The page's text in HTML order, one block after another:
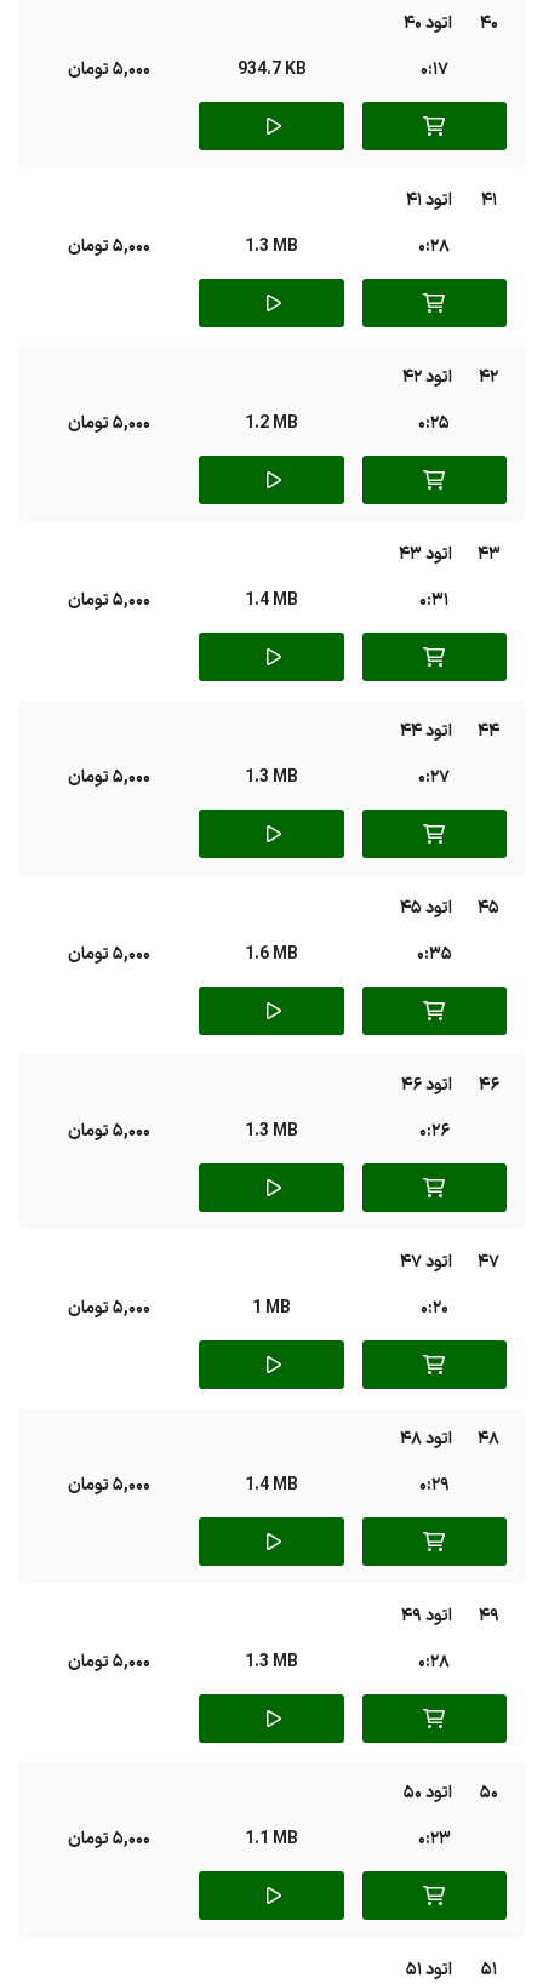
40
اتود 40
0:17
934.7 KB 5,000 تومان
41
اتود 41
0:28
1.3 MB 5,000 تومان
42
اتود 42
0:25
1.2 MB 5,000 تومان
43
اتود 43
0:31
1.4 MB 5,000 تومان
44
اتود 44
0:27
1.3 MB 5,000 تومان
45
اتود 45
0:35
1.6 MB 5,000 تومان
46
اتود 46
0:26
1.3 MB 5,000 تومان
47
اتود 47
0:20
1 MB 5,000 تومان
48
اتود 48
0:29
1.4 MB 5,000 تومان
49
اتود 49
0:28
1.3 MB 5,000 تومان
50
اتود 50
0:23
1.1 MB 5,000 تومان
51
اتود 51